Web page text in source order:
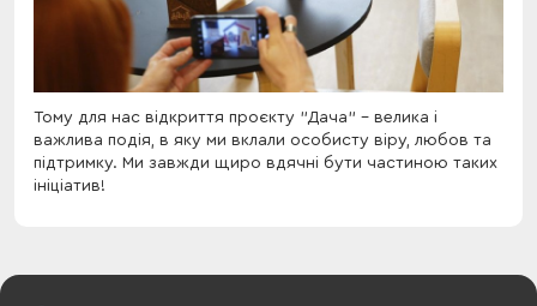
Тому для нас відкриття проєкту "Дача" - велика і
важлива подія, в яку ми вклали особисту віру, любов та
підтримку. Ми завжди щиро вдячні бути частиною таких
ініціатив!